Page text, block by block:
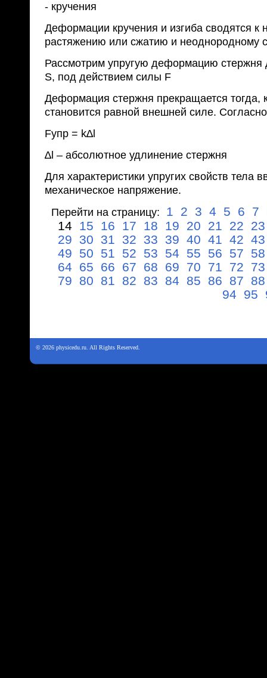
- кручения
Деформации кручения и изгиба сводятся к
растяжению или сжатию и неоднородному
Рассмотрим упругую деформацию стержня
S, под действием силы F
Деформация стержня прекращается тогда,
становится равной внешней силе. Согласно
Fупр = k∆l
∆l – абсолютное удлинение стержня
Для характеристики упругих свойств тела
механическое напряжение.
Перейти на страницу:
1 2 3 4 5 6 7
14 15 16 17 18 19 20 21 22 23
29 30 31 32 33 39 40 41 42 43
49 50 51 52 53 54 55 56 57 58
64 65 66 67 68 69 70 71 72 73
79 80 81 82 83 84 85 86 87 88
94 95
© 2026 physicedu.ru. All Rights Reserved.